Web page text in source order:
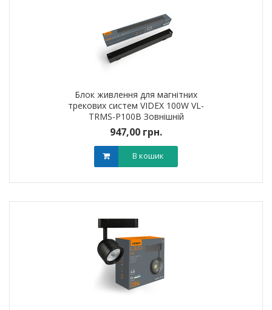
Блок живлення для магнітних
трекових систем VIDEX 100W VL-
TRMS-P100B Зовнішній
947,00 грн.
В кошик